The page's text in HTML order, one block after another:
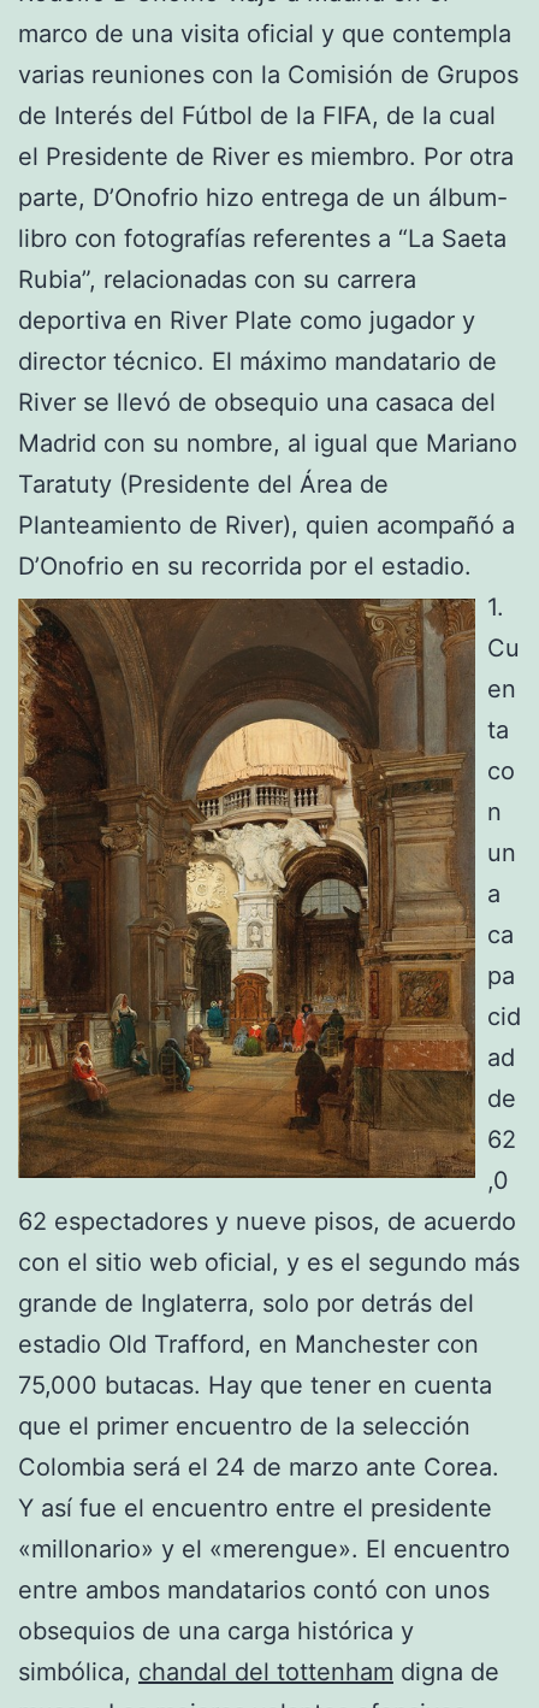
marco de una visita oficial y que contempla
varias reuniones con la Comisión de Grupos
de Interés del Fútbol de la FIFA, de la cual
el Presidente de River es miembro. Por otra
parte, D’Onofrio hizo entrega de un álbum-
libro con fotografías referentes a “La Saeta
Rubia”, relacionadas con su carrera
deportiva en River Plate como jugador y
director técnico. El máximo mandatario de
River se llevó de obsequio una casaca del
Madrid con su nombre, al igual que Mariano
Taratuty (Presidente del Área de
Planteamiento de River), quien acompañó a
D’Onofrio en su recorrida por el estadio.
1.
Cu
en
ta
co
n
un
a
ca
pa
cid
ad
de
62
,0
62 espectadores y nueve pisos, de acuerdo
con el sitio web oficial, y es el segundo más
grande de Inglaterra, solo por detrás del
estadio Old Trafford, en Manchester con
75,000 butacas. Hay que tener en cuenta
que el primer encuentro de la selección
Colombia será el 24 de marzo ante Corea.
Y así fue el encuentro entre el presidente
«millonario» y el «merengue». El encuentro
entre ambos mandatarios contó con unos
obsequios de una carga histórica y
simbólica, chandal del tottenham digna de